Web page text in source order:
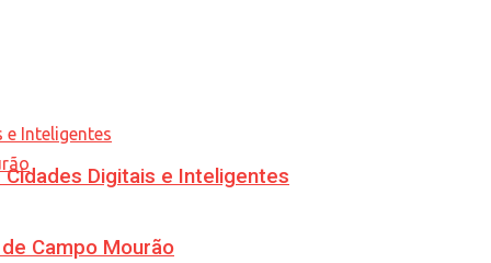
Campo Mourão
Digitais e Inteligentes